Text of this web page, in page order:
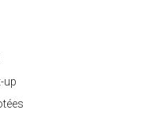
up